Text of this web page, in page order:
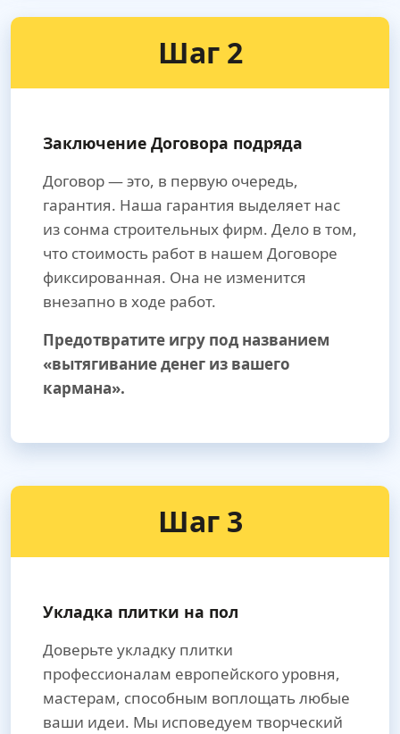
Шаг 2
Заключение Договора подряда
Договор — это, в первую очередь,
гарантия. Наша гарантия выделяет нас
из сонма строительных фирм. Дело в том,
что стоимость работ в нашем Договоре
фиксированная. Она не изменится
внезапно в ходе работ.
Предотвратите игру под названием
«вытягивание денег из вашего
кармана».
Шаг 3
Укладка плитки на пол
Доверьте укладку плитки
профессионалам европейского уровня,
мастерам, способным воплощать любые
ваши идеи. Мы исповедуем творческий